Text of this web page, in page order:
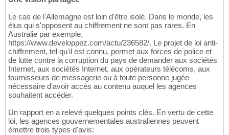
Le cas de l'Allemagne est loin d'être isolé. Dans le monde, les
élus qui s'opposent au chiffrement ne sont pas rares. En
Australie par exemple,
https://www.developpez.com/actu/236582/. Le projet de loi anti-
chiffrement, tel qu'il est connu, permet aux forces de police et
de lutte contre la corruption du pays de demander aux sociétés
Internet, aux sociétés Internet, aux opérateurs télécoms, aux
fournisseurs de messagerie ou à toute personne jugée
nécessaire d'avoir accès au contenu auquel les agences
souhaitent accéder.
Un rapport en a relevé quelques points clés. En vertu de cette
loi, les agences gouvernementales australiennes peuvent
émettre trois types d'avis: